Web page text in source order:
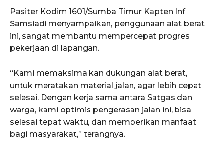
Pasiter Kodim 1601/Sumba Timur Kapten Inf
Samsiadi menyampaikan, penggunaan alat berat
ini, sangat membantu mempercepat progres
pekerjaan di lapangan.
“Kami memaksimalkan dukungan alat berat,
untuk meratakan material jalan, agar lebih cepat
selesai. Dengan kerja sama antara Satgas dan
warga, kami optimis pengerasan jalan ini, bisa
selesai tepat waktu, dan memberikan manfaat
bagi masyarakat,” terangnya.